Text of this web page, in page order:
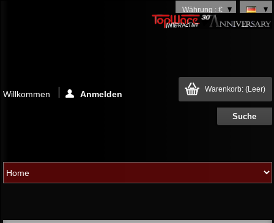
Währung : €
Warenkorb: (Leer)
Willkommen Anmelden